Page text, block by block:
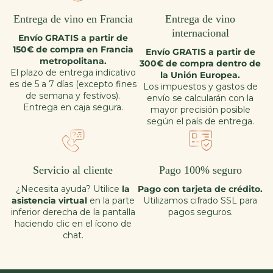
fruité et floral.
Comment déguster un vin blanc ?
La dégustation en 4 étapes d’un vin blanc : la vue, le nez, la
bouche et la synthèse.
La vue : c’est observer la robe du vin blanc à travers quatre
critères : sa couleur, sa limpidité, sa brillance et sa fluidité. Les
nuances de couleurs des vins blancs varient du jaune paille, or
vert, pâle, jaune, doré ou vieil or, ambré clair ou foncé. La
limpidité et la brillance sont plus faciles à définir.
Le nez d’un vin blanc se divise en trois types arômes principaux :
fruité ou floral pour les premiers, beurré et/ou brioché pour les
seconds et les troisièmes qui potentiellement traduisent le
vieillissement d’un vin blanc : le miel ou encore les fruits secs…
La bouche : l’attaque, le milieu de bouche et la finale vous
donnent des indications sur la vivacité, à savoir une attaque
franche ou souple, ainsi que son caractère, opulent et ample ou
Entrega de vino en Francia
Envío GRATIS a partir de
150€ de compra en Francia
metropolitana.
El plazo de entrega indicativo
es de 5 a 7 días (excepto fines
de semana y festivos).
Entrega en caja segura.
Entrega de vino
internacional
Envío GRATIS a partir de
300€ de compra dentro de
la Unión Europea.
Los impuestos y gastos de
envío se calcularán con la
mayor precisión posible
según el país de entrega.
Servicio al cliente
¿Necesita ayuda? Utilice la
asistencia virtualen la parte
inferior derecha de la pantalla
haciendo clic en el ícono de
chat.
Pago 100% seguro
Pago con tarjeta de crédito.
Utilizamos cifrado SSL para
pagos seguros.